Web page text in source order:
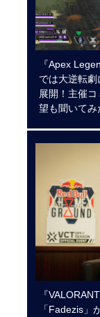
『Apex
では大逆転
展開！主催
望も聞いてみ
『
「Fadezis